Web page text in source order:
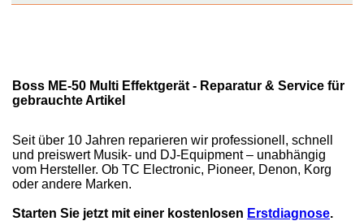
Boss ME-50 Multi Effektgerät - Reparatur & Service für
gebrauchte Artikel
Seit über 10 Jahren reparieren wir professionell, schnell
und preiswert Musik- und DJ-Equipment – unabhängig
vom Hersteller. Ob TC Electronic, Pioneer, Denon, Korg
oder andere Marken.
Starten Sie jetzt mit einer kostenlosen Erstdiagnose.